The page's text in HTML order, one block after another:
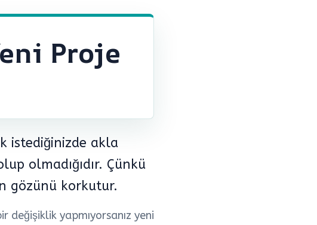
Proje
istediğinizde akla
olmadığıdır. Çünkü
gözünü korkutur.
değişiklik yapmıyorsanız yeni